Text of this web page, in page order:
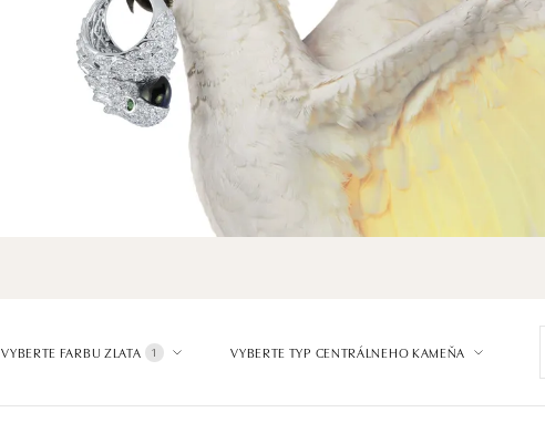
VYBERTE FARBU ZLATA 1 VYBERTE TYP CENTRÁLNEHO KAMEŇA